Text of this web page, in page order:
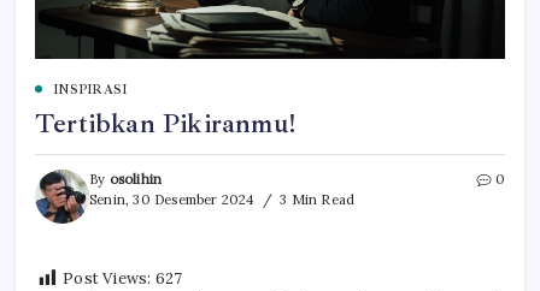
INSPIRASI
Tertibkan Pikiranmu!
By osolihin
Senin, 30 Desember 2024
3 Min Read
0
Post Views: 627